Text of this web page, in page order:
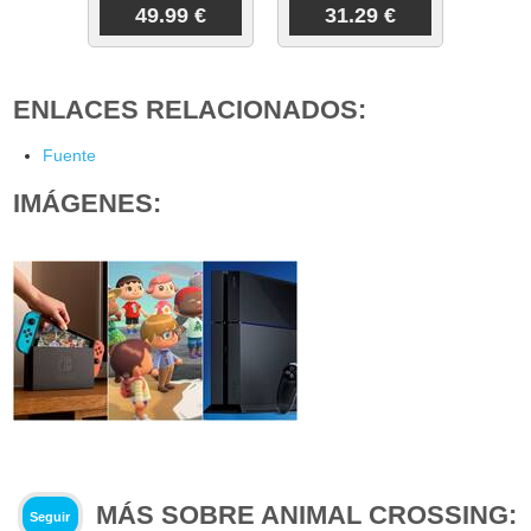
49.99 € 31.29 €
ENLACES RELACIONADOS:
Fuente
IMÁGENES:
Seguir
MÁS SOBRE ANIMAL CROSSING: